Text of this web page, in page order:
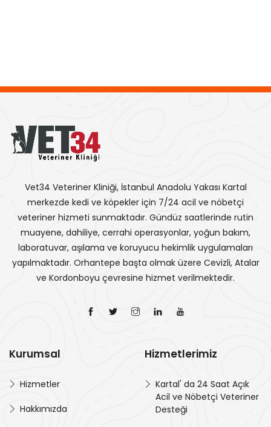
Vet34 Veteriner Kliniği, İstanbul Anadolu Yakası Kartal
merkezde kedi ve köpekler için 7/24 acil ve nöbetçi
veteriner hizmeti sunmaktadır. Gündüz saatlerinde rutin
muayene, dahiliye, cerrahi operasyonlar, yoğun bakım,
laboratuvar, aşılama ve koruyucu hekimlik uygulamaları
yapılmaktadır. Orhantepe başta olmak üzere Cevizli, Atalar
ve Kordonboyu çevresine hizmet verilmektedir.
Kurumsal
Hizmetler
Hakkımızda
Hizmetlerimiz
Kartal' da 24 Saat Açık
Acil ve Nöbetçi Veteriner
Desteği